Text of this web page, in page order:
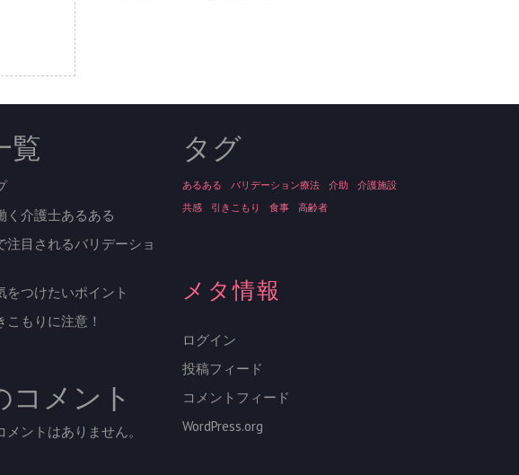
覧
く介護士あるある
注目されるバリデーショ
をつけたいポイント
こもりに注意！
コメント
ントはありません。
タグ
あるある バリデーション療法 介助
介護施設
共感
引きこもり 食事 高齢者
メタ情報
ログイン
投稿フィード
コメントフィード
WordPress.org